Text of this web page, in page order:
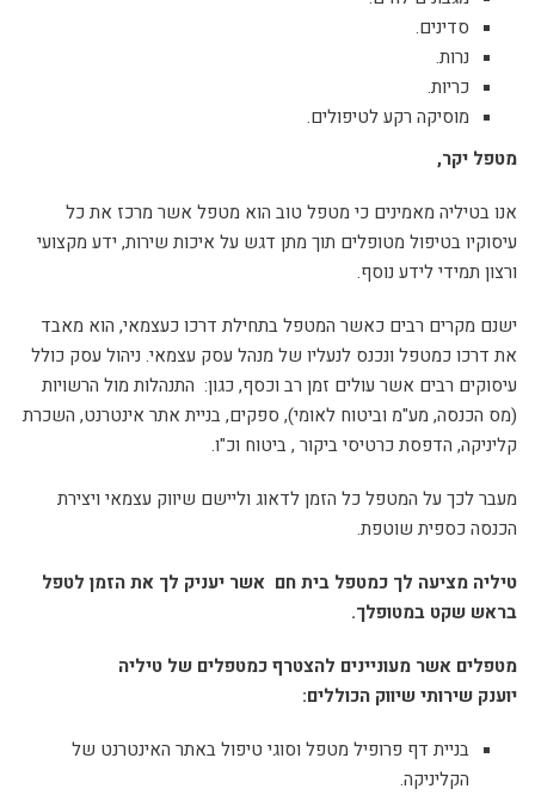
סדינים.
נרות.
כריות.
מוסיקה רקע לטיפולים.
מטפל יקר,
אנו בטיליה מאמינים כי מטפל טוב הוא מטפל אשר מרכז את כל
עיסוקיו בטיפול מטופלים תוך מתן דגש על איכות שירות, ידע מקצועי
ורצון תמידי לידע נוסף.
ישנם מקרים רבים כאשר המטפל בתחילת דרכו כעצמאי, הוא מאבד
את דרכו כמטפל ונכנס לנעליו של מנהל עסק עצמאי. ניהול עסק כולל
עיסוקים רבים אשר עולים זמן רב וכסף, כגון: התנהלות מול הרשויות
(מס הכנסה, מע"מ וביטוח לאומי), ספקים, בניית אתר אינטרנט, השכרת
קליניקה, הדפסת כרטיסי ביקור , ביטוח וכ"ו.
מעבר לכך על המטפל כל הזמן לדאוג וליישם שיווק עצמאי ויצירת
הכנסה כספית שוטפת.
טיליה מציעה לך כמטפל בית חם אשר יעניק לך את הזמן לטפל
בראש שקט במטופלך.
מטפלים אשר מעוניינים להצטרף כמטפלים של טיליה
יוענק שירותי שיווק הכוללים:
בניית דף פרופיל מטפל וסוגי טיפול באתר האינטרנט של
הקליניקה.